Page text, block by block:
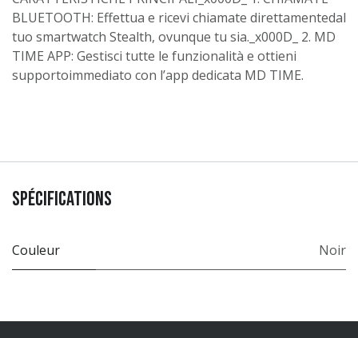
BLUETOOTH: Effettua e ricevi chiamate direttamentedal
tuo smartwatch Stealth, ovunque tu sia._x000D_ 2. MD
TIME APP: Gestisci tutte le funzionalità e ottieni
supportoimmediato con l’app dedicata MD TIME.
Spécifications
Couleur Noir